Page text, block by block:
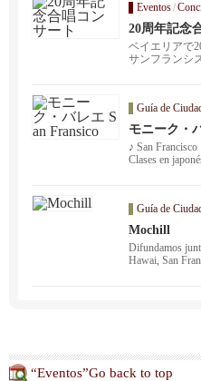
Eventos/
20周年記念
ベイエリアで
サンフランシ
Guía de
モニーク・
♪ San
Clases en
Guía de
Mochill
Difundamos
Hawai, San
“Eventos”Go back to top